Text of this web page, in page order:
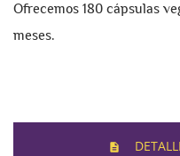
Ofrecemos 180 cápsulas
meses.